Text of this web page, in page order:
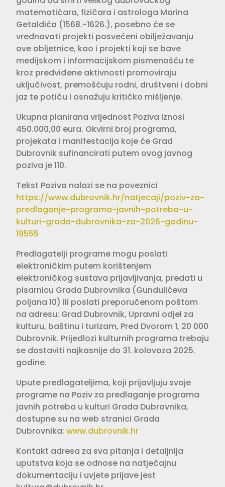
matematičara, fizičara i astrologa Marina
Getaldića (1568.-1626.), posebno će se
vrednovati projekti posvećeni obilježavanju
ove obljetnice, kao i projekti koji se bave
medijskom i informacijskom pismenošću te
kroz predviđene aktivnosti promoviraju
uključivost, premošćuju rodni, društveni i dobni
jaz te potiču i osnažuju kritičko mišljenje.
Ukupna planirana vrijednost Poziva iznosi
450.000,00 eura. Okvirni broj programa,
projekata i manifestacija koje će Grad
Dubrovnik sufinancirati putem ovog javnog
poziva je 110.
Tekst Poziva nalazi se na poveznici
https://www.dubrovnik.hr/natjecaji/poziv-za-
predlaganje-programa-javnih-potreba-u-
kulturi-grada-dubrovnika-za-2026-godinu-
19555
Predlagatelji programe mogu poslati
elektroničkim putem korištenjem
elektroničkog sustava prijavljivanja, predati u
pisarnicu Grada Dubrovnika (Gundulićeva
poljana 10) ili poslati preporučenom poštom
na adresu: Grad Dubrovnik, Upravni odjel za
kulturu, baštinu i turizam, Pred Dvorom 1, 20 000
Dubrovnik. Prijedlozi kulturnih programa trebaju
se dostaviti najkasnije do 31. kolovoza 2025.
godine.
Upute predlagateljima, koji prijavljuju svoje
programe na Poziv za predlaganje programa
javnih potreba u kulturi Grada Dubrovnika,
dostupne su na web stranici Grada
Dubrovnika: www.dubrovnik.hr
Kontakt adresa za sva pitanja i detaljnija
uputstva koja se odnose na natječajnu
dokumentaciju i uvjete prijave jest